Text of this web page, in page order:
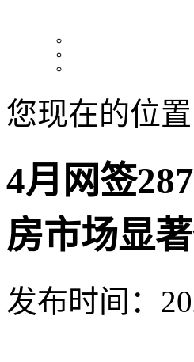
您现在的位置
4月网签
房市场显
发布时间：